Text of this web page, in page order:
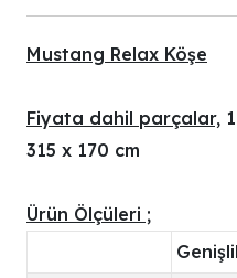
Mustang Relax Köşe
Fiyata dahil parçalar,
315 x 170 cm
Ürün Ölçüleri ;